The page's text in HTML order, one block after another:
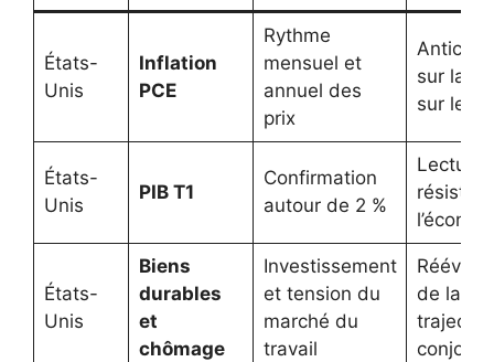
États-
Unis
Inflation
PCE
Rythme
mensuel et
annuel des
prix
sur la
sur les
États-
Unis
PIB T1
Confirmation
autour de 2 %
Lecture
États-
Unis
Biens
durables
et
chômage
Investissement
et tension du
marché du
travail
de la